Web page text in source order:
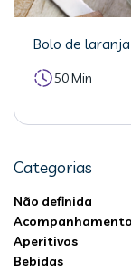
Bolo de laranja
50 Min
Categorias
Não definida
Aperitivos
Bebidas